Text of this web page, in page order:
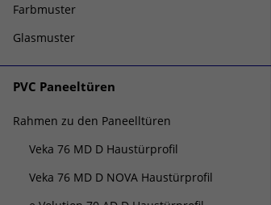
Farbmuster
Glasmuster
PVC Paneeltüren
Rahmen zu den Paneelltüren
Veka 76 MD D Haustürprofil
Veka 76 MD D NOVA Haustürprofil